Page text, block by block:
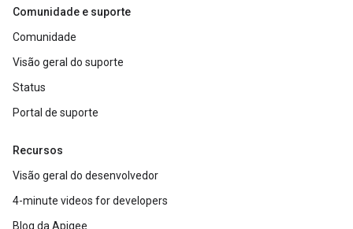
Comunidade e suporte
Comunidade
Visão geral do suporte
Status
Portal de suporte
Recursos
Visão geral do desenvolvedor
4-minute videos for developers
Blog da Apigee